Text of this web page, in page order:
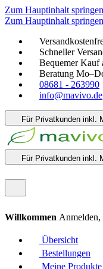
Zum Hauptinhalt springen
Zum Hauptinhalt springen
Schneller
Bequemer Kauf
Beratung
08681 - 263990
info@mavivo.de
Für Privatkunden inkl.
Für Privatkunden inkl.
Willkommen
Übersicht
Bestellungen
Meine Produkte